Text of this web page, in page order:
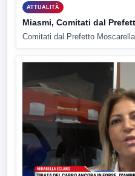
ATTUALITÀ
Miasmi, Comitati dal
Comitati dal Prefetto